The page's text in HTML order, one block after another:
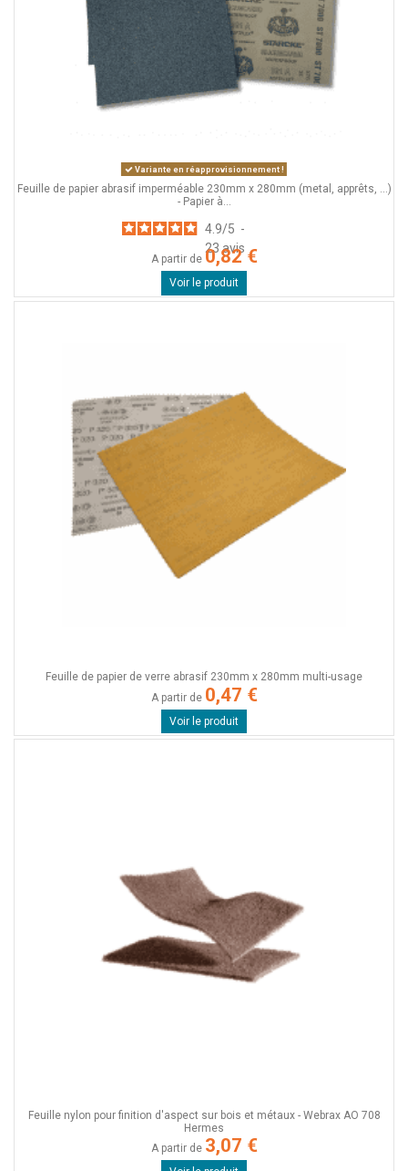
Variante en réapprovisionnement !
Feuille de papier abrasif imperméable 230mm x 280mm (metal, apprêts, ...)
- Papier à...
4.9/5 -
23avis
A partir de 0,82 €
Voir le produit
Feuille de papier de verre abrasif 230mm x 280mm multi-usage
A partir de 0,47 €
Voir le produit
Feuille nylon pour finition d'aspect sur bois et métaux - Webrax AO 708
Hermes
A partir de 3,07 €